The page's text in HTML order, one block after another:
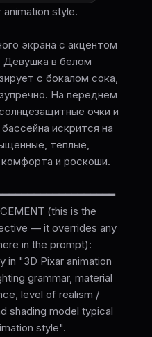
style.
экрана с акцентом
Девушка в белом
с бокалом сока,
На переднем
очки и
искрится на
теплые,
и роскоши.
(this is the
— it overrides any
in the prompt):
in "3D Pixar animation
grammar, material
level of realism /
shading model typical
style".